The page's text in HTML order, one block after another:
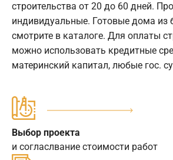
строительства от 20 до 60 дней.
индивидуальные. Готовые дома из
смотрите в каталоге. Для оплаты
можно использовать кредитные
материнский капитал, любые гос.
Выбор проекта
и согласлвание стоимости работ